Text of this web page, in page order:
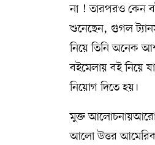
না ! তারপরও কেন
শুনেছেন, গুগল
নিয়ে তিনি অনেক
বইমেলায় বই নিয়ে
নিয়োগ দিতে হয়।
মুক্ত
আলো উত্তর